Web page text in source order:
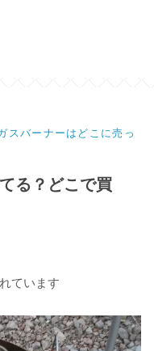
スバーナーはどこに売っ
る？どこで買
ています